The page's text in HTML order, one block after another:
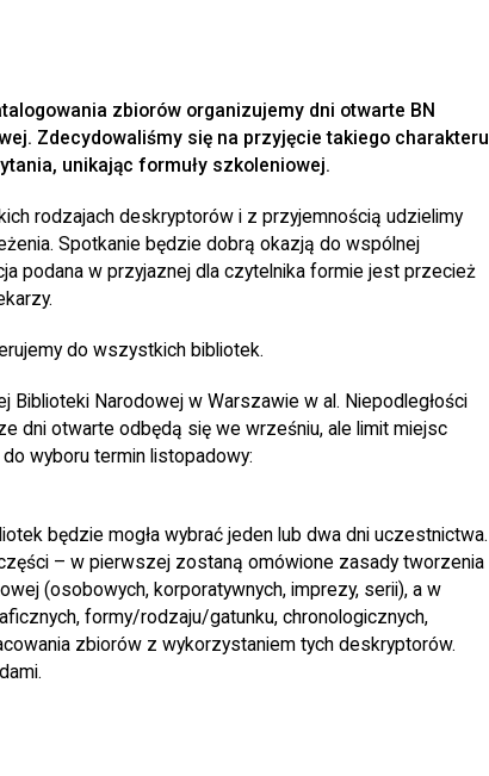
zbiorów organizujemy dni otwarte BN
Zdecydowaliśmy się na przyjęcie takiego charakteru
unikając formuły szkoleniowej.
rodzajach deskryptorów i z przyjemnością udzielimy
Spotkanie będzie dobrą okazją do wspólnej
podana w przyjaznej dla czytelnika formie jest przecież
do wszystkich bibliotek.
Narodowej w Warszawie w al. Niepodległości
dni otwarte odbędą się we wrześniu, ale limit miejsc
wyboru termin listopadowy:
będzie mogła wybrać jeden lub dwa dni uczestnictwa.
– w pierwszej zostaną omówione zasady tworzenia
(osobowych, korporatywnych, imprezy, serii), a w
formy/rodzaju/gatunku, chronologicznych,
zbiorów z wykorzystaniem tych deskryptorów.